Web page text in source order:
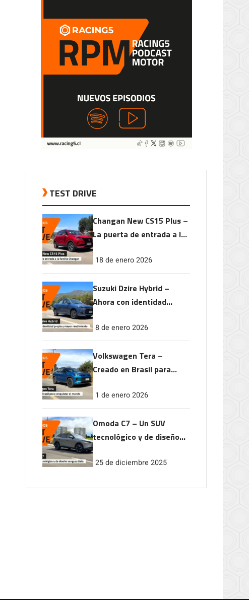
TEST DRIVE
Changan New CS15 Plus –
La puerta de entrada a la
18 de enero 2026
Suzuki Dzire Hybrid –
Ahora con identidad
rendimiento
8 de enero 2026
Volkswagen Tera –
Creado en Brasil para
1 de enero 2026
Omoda C7 – Un SUV
tecnológico y de diseño
25 de diciembre 2025